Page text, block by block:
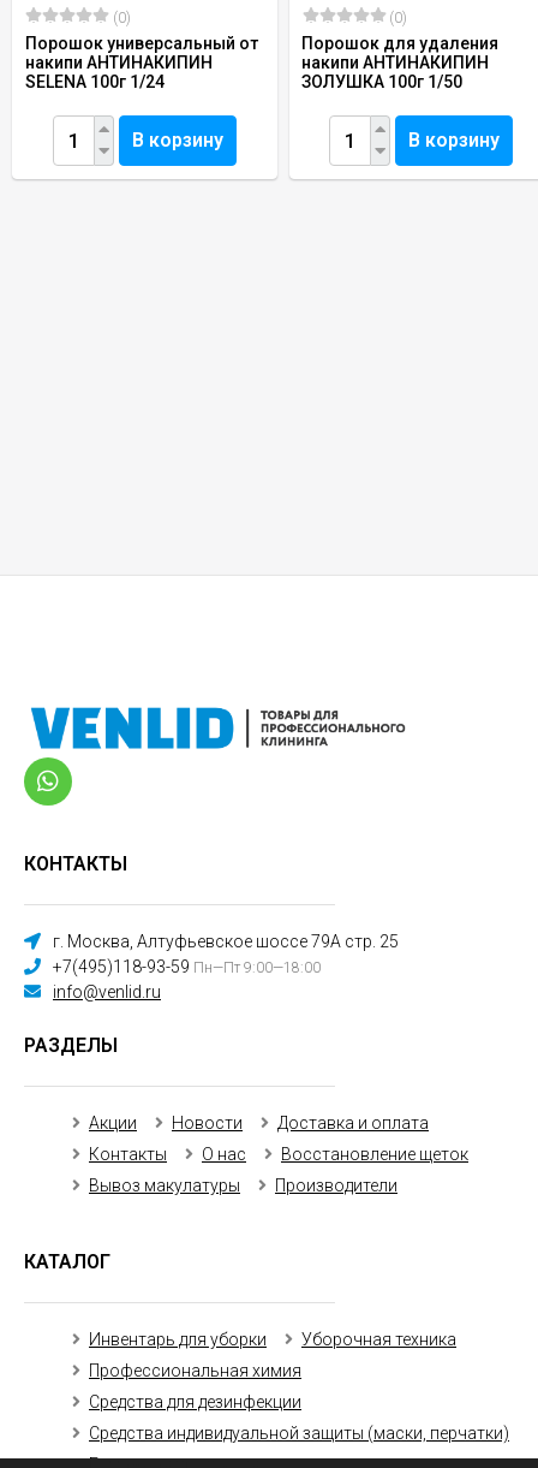
(0)
Порошок универсальный от
накипи АНТИНАКИПИН
SELENA 100г 1/24
В корзину
(0)
Порошок для удаления
накипи АНТИНАКИПИН
ЗОЛУШКА 100г 1/50
В корзину
КОНТАКТЫ
г. Москва, Алтуфьевское шоссе 79А стр. 25
+7(495)118-93-59 Пн—Пт 9:00—18:00
info@venlid.ru
РАЗДЕЛЫ
Акции Новости
Доставка и оплата
Контакты
О нас
Восстановление щеток
Вывоз макулатуры
Производители
КАТАЛОГ
Инвентарь для уборки
Уборочная техника
Профессиональная химия
Средства для дезинфекции
Средства индивидуальной защиты (маски, перчатки)